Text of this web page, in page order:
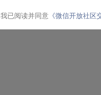
我已阅读并同意 《微信开放社区